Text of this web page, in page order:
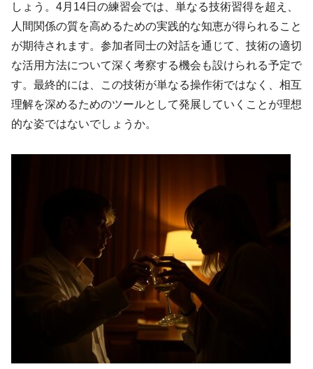
しょう。4月14日の練習会では、単なる技術習得を超え、
人間関係の質を高めるための実践的な知恵が得られること
が期待されます。参加者同士の対話を通じて、技術の適切
な活用方法について深く考察する機会も設けられる予定で
す。最終的には、この技術が単なる操作術ではなく、相互
理解を深めるためのツールとして発展していくことが理想
的な姿ではないでしょうか。